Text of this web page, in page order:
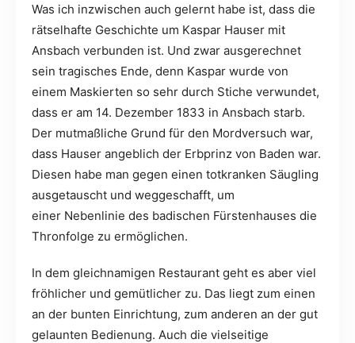
Was ich inzwischen auch gelernt habe ist, dass die
rätselhafte Geschichte um Kaspar Hauser mit
Ansbach verbunden ist. Und zwar ausgerechnet
sein tragisches Ende, denn Kaspar wurde von
einem Maskierten so sehr durch Stiche verwundet,
dass er am 14. Dezember 1833 in Ansbach starb.
Der mutmaßliche Grund für den Mordversuch war,
dass Hauser angeblich der Erbprinz von Baden war.
Diesen habe man gegen einen totkranken Säugling
ausgetauscht und weggeschafft, um
einer Nebenlinie des badischen Fürstenhauses die
Thronfolge zu ermöglichen.
In dem gleichnamigen Restaurant geht es aber viel
fröhlicher und gemütlicher zu. Das liegt zum einen
an der bunten Einrichtung, zum anderen an der gut
gelaunten Bedienung. Auch die vielseitige